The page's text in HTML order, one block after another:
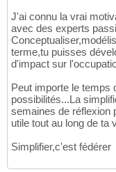
J'ai connu la vrai
avec des experts
terme,tu puisses
d'impact sur
Peut importe le temps
possibilités...La
semaines de réflexion
utile tout au long de ta
Simplifier,c'est fédérer